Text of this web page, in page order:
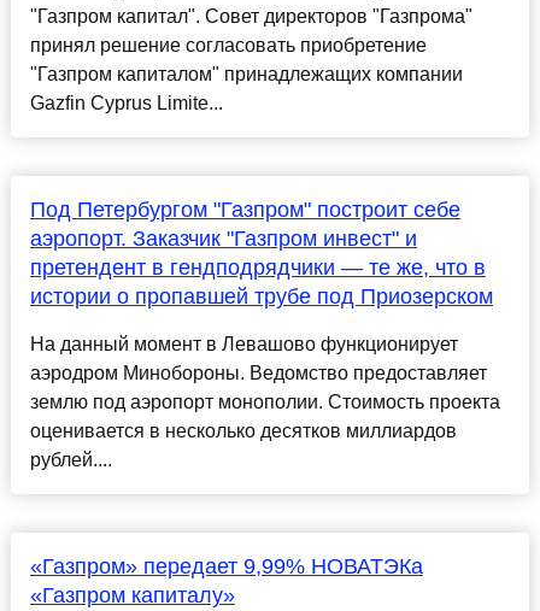
"Газпром капитал". Совет директоров "Газпрома"
принял решение согласовать приобретение
"Газпром капиталом" принадлежащих компании
Gazfin Cyprus Limite...
Под Петербургом "Газпром" построит себе
аэропорт. Заказчик "Газпром инвест" и
претендент в гендподрядчики — те же, что в
истории о пропавшей трубе под Приозерском
На данный момент в Левашово функционирует
аэродром Минобороны. Ведомство предоставляет
землю под аэропорт монополии. Стоимость проекта
оценивается в несколько десятков миллиардов
рублей....
«Газпром» передает 9,99% НОВАТЭКа
«Газпром капиталу»